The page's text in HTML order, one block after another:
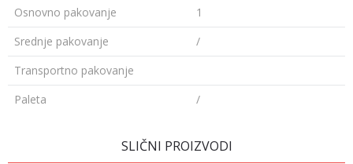
Osnovno pakovanje
1
Srednje pakovanje
/
Transportno pakovanje
Paleta
/
SLIČNI PROIZVODI